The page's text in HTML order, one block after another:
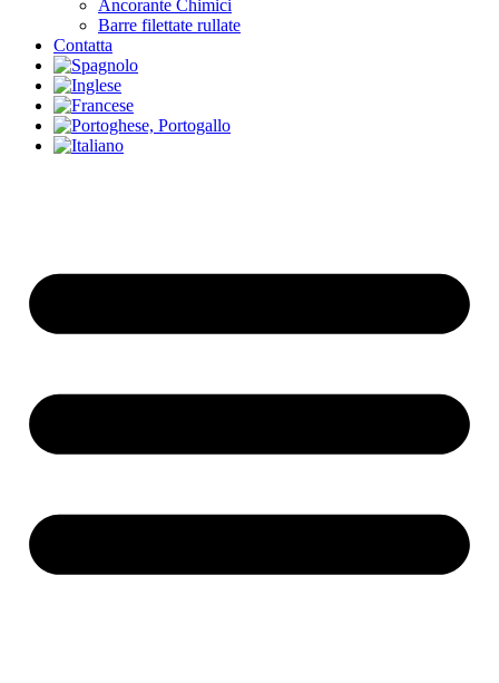
Ancorante Chimici
Barre filettate rullate
Contatta